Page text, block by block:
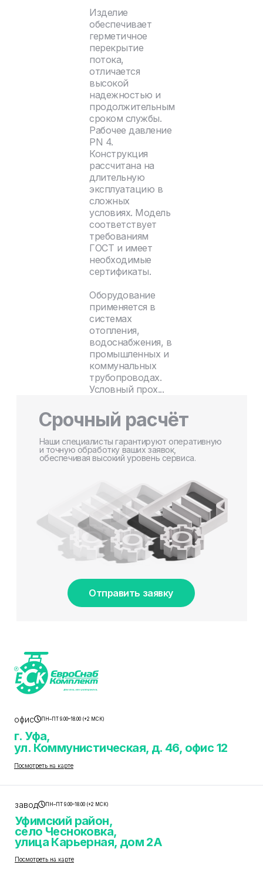
Изделие
обеспечивает
герметичное
перекрытие
потока,
отличается
высокой
надежностью и
продолжительным
сроком службы.
Рабочее давление
PN 4.
Конструкция
рассчитана на
длительную
эксплуатацию в
сложных
условиях. Модель
соответствует
требованиям
ГОСТ и имеет
необходимые
сертификаты.
Оборудование
применяется в
системах
отопления,
водоснабжения, в
промышленных и
коммунальных
трубопроводах.
Условный прох...
Срочный расчёт
Наши специалисты гарантируют оперативную
и точную обработку ваших заявок,
обеспечивая высокий уровень сервиса.
Отправить заявку
офис ПН–ПТ 9.00–18.00 (+2 МСК)
г. Уфа,
ул. Коммунистическая, д. 46, офис 12
Посмотреть на карте
завод ПН–ПТ 9.00–18.00 (+2 МСК)
Уфимский район,
село Чесноковка,
улица Карьерная, дом 2А
Посмотреть на карте